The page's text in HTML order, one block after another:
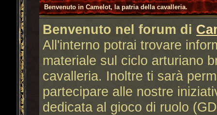
Benvenuto in Camelot, la patria della cavalleria.
Benvenuto nel forum di
All'interno potrai trovare
materiale sul ciclo arturiano
cavalleria. Inoltre ti sarà
partecipare alle nostre
dedicata al gioco di ruolo